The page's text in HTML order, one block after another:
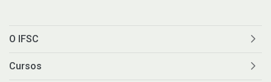
O IFSC
Cursos